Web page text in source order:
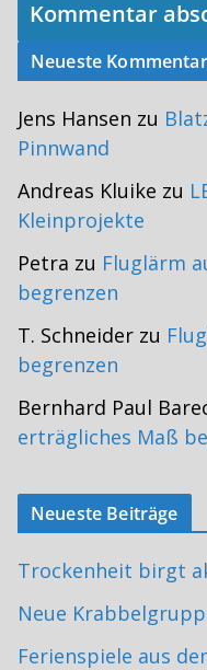
Neueste
Jens Hansen zu
Pinnwand
Andreas Kluike zu
Kleinprojekte
Petra zu Fluglärm
begrenzen
T. Schneider zu
begrenzen
Bernhard Paul
erträgliches Maß
Neueste Beiträge
Trockenheit birgt
Neue
Ferienspiele aus